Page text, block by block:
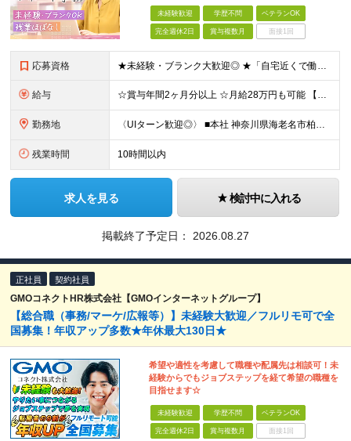
未経験歓迎 学歴不問 ベテランOK
完全週休2日 賞与複数月 面接1回
応募資格 ★未経験・ブランク大歓迎◎ ★「自宅近くで働きたい」もOKです！ ◇学歴不問 ◇未経験OK ◇PCの基礎操作が可能な方※Word、Excelの入力ができるレベル ～このような方を歓迎します！～ ◆
給与 ☆賞与年間2ヶ月分以上 ☆月給28万円も可能 【未経験の方】 月給22万～24万円 【事務経験者の方】 月給25万～28万円 ※給与は経験・スキルに応じて適宜相談可能です ※試用期間3ヶ月（その
勤務地 〈UIターン歓迎◎〉 ■本社 神奈川県海老名市柏ケ谷四丁目9番地26号 (変更の範囲)上記を除く当社関連勤務地
残業時間 10時間以内
求人を見る 検討中に入れる
掲載終了予定日： 2026.08.27
正社員 契約社員
GMOコネクトHR株式会社【GMOインターネットグループ】
【総合職（事務/マーケ/広報等）】未経験大歓迎／フルリモ可で全
国募集！年収アップ多数★年休最大130日★
希望や適性を考慮して職種や配属先は相談可！未
経験からでもジョブステップを経て希望の職種を
目指せます☆
未経験歓迎 学歴不問 ベテランOK
完全週休2日 賞与複数月 面接1回